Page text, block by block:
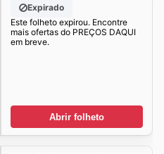
Expirado
Este folheto expirou. Encontre
mais ofertas do PREÇOS DAQUI
em breve.
Abrir folheto